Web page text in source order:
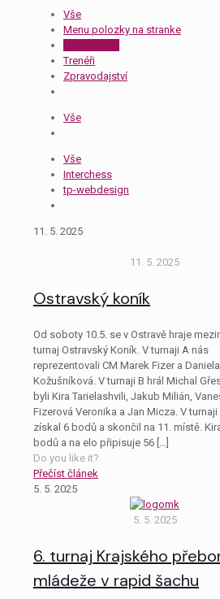
Vše
Menu polozky na stranke
Trenéři
Zpravodajství
Vše
Vše
Interchess
tp-webdesign
11. 5. 2025
11. 5. 2025
Ostravský koník
Od soboty 10.5. se v Ostravě hraje
turnaj Ostravský Koník. V turnaji A nás
reprezentovali CM Marek Fizer a Daniela
Kožušníková. V turnaji B hrál Michal
byli Kira Tarielashvili, Jakub Milián,
Fizerová Veronika a Jan Micza. V
získal 6 bodů a skončil na 11. místě.
bodů a na elo připisuje 56 […]
Do you like it?
Přečíst článek
5. 5. 2025
5. 5. 2025
6. turnaj Krajského
mládeže v rapid šachu